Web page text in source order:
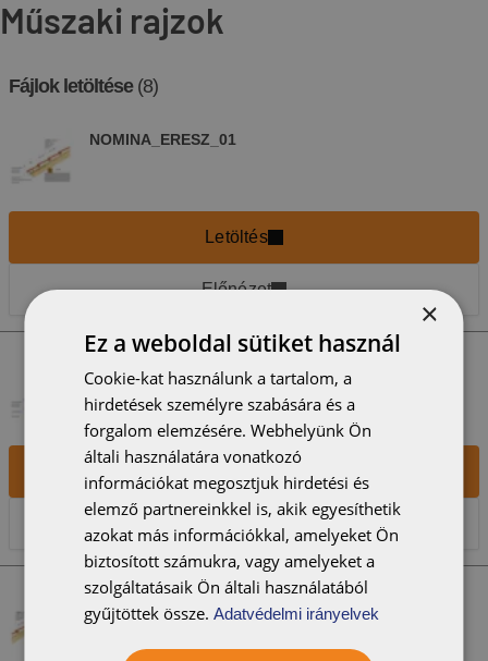
Műszaki rajzok
Fájlok letöltése (8)
NOMINA_ERESZ_01
Letöltés
Előnézet
NOMINA_ERESZ_02
Előnézet
NOMINA_GERINC_01
×
Ez a weboldal sütiket használ
Cookie-kat használunk a tartalom, a
hirdetések személyre szabására és a
forgalom elemzésére. Webhelyünk Ön
általi használatára vonatkozó
információkat megosztjuk hirdetési és
elemző partnereinkkel is, akik egyesíthetik
azokat más információkkal, amelyeket Ön
biztosított számukra, vagy amelyeket a
szolgáltatásaik Ön általi használatából
gyűjtöttek össze.Adatvédelmi irányelvek